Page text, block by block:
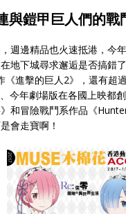
與鎧甲巨人們的戰
週邊精品也火速抵港，今
地下城尋求邂逅是否搞錯
《進擊的巨人2》，還有
今年劇場版在各國上映都
和冒險戰鬥系作品《
會走寶啊！